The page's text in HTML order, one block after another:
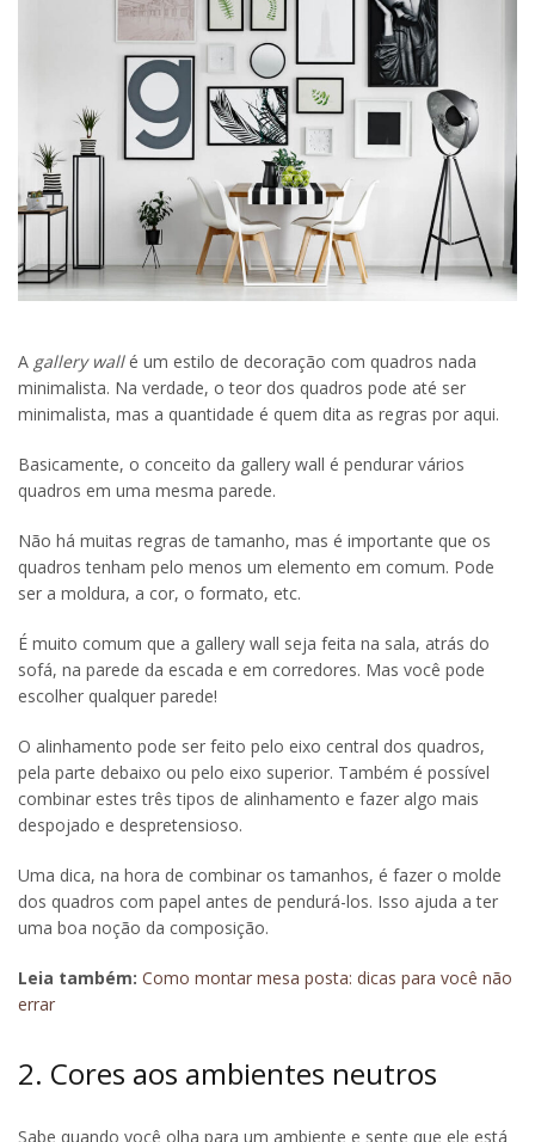
A gallery wall é um estilo de decoração com quadros nada
minimalista. Na verdade, o teor dos quadros pode até ser
minimalista, mas a quantidade é quem dita as regras por aqui.
Basicamente, o conceito da gallery wall é pendurar vários
quadros em uma mesma parede.
Não há muitas regras de tamanho, mas é importante que os
quadros tenham pelo menos um elemento em comum. Pode
ser a moldura, a cor, o formato, etc.
É muito comum que a gallery wall seja feita na sala, atrás do
sofá, na parede da escada e em corredores. Mas você pode
escolher qualquer parede!
O alinhamento pode ser feito pelo eixo central dos quadros,
pela parte debaixo ou pelo eixo superior. Também é possível
combinar estes três tipos de alinhamento e fazer algo mais
despojado e despretensioso.
Uma dica, na hora de combinar os tamanhos, é fazer o molde
dos quadros com papel antes de pendurá-los. Isso ajuda a ter
uma boa noção da composição.
Leia também: Como montar mesa posta: dicas para você não
errar
2. Cores aos ambientes neutros
Sabe quando você olha para um ambiente e sente que ele está